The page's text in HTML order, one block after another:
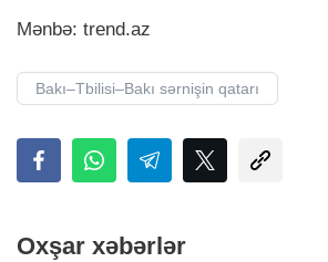
Mənbə: trend.az
Bakı–Tbilisi–Bakı sərnişin qatarı
Oxşar xəbərlər